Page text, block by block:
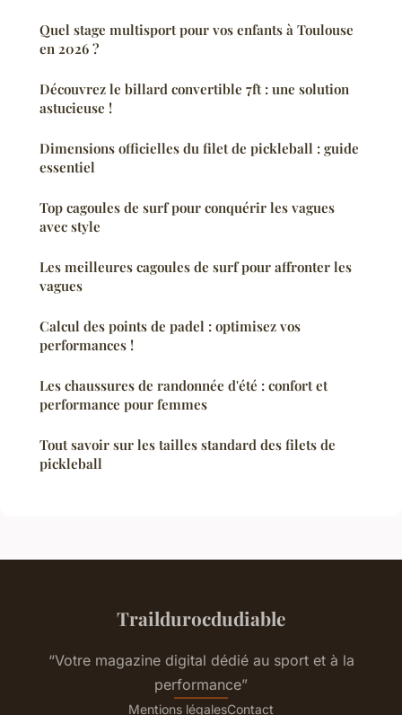
Quel stage multisport pour vos enfants à Toulouse
en 2026 ?
Découvrez le billard convertible 7ft : une solution
astucieuse !
Dimensions officielles du filet de pickleball : guide
essentiel
Top cagoules de surf pour conquérir les vagues
avec style
Les meilleures cagoules de surf pour affronter les
vagues
Calcul des points de padel : optimisez vos
performances !
Les chaussures de randonnée d'été : confort et
performance pour femmes
Tout savoir sur les tailles standard des filets de
pickleball
Traildurocdudiable
“Votre magazine digital dédié au sport et à la
performance”
Mentions légalesContact